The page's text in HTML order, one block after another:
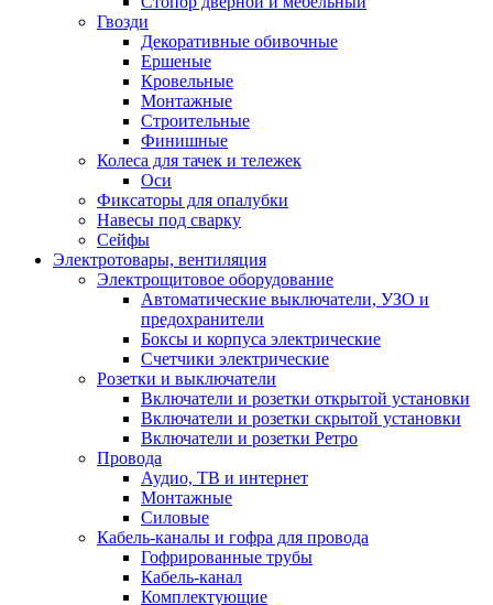
Гвозди
Декоративные обивочные
Ершеные
Кровельные
Монтажные
Строительные
Финишные
Колеса для тачек и тележек
Оси
Фиксаторы для опалубки
Навесы под сварку
Сейфы
Электротовары, вентиляция
Электрощитовое оборудование
Автоматические выключатели, УЗО и
предохранители
Боксы и корпуса электрические
Счетчики электрические
Розетки и выключатели
Включатели и розетки открытой установки
Включатели и розетки скрытой установки
Включатели и розетки Ретро
Провода
Аудио, ТВ и интернет
Монтажные
Силовые
Кабель-каналы и гофра для провода
Гофрированные трубы
Кабель-канал
Комплектующие